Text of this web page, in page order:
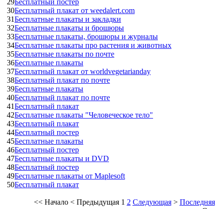
30Бесплатный плакат от weedalert.com
31Бесплатные плакаты и закладки
32Бесплатные плакаты и брошюры
33Бесплатные плакаты, брошюры и журналы
34Бесплатные плакаты про растения и животных
35Бесплатные плакаты по почте
36Бесплатные плакаты
37Бесплатный плакат от worldvegetarianday
38Бесплатный плакат по почте
39Бесплатные плакаты
40Бесплатный плакат по почте
41Бесплатный плакат
42Бесплатные плакаты "Человеческое тело"
43Бесплатный плакат
44Бесплатный постер
45Бесплатные плакаты
46Бесплатный постер
47Бесплатные плакаты и DVD
48Бесплатный постер
49Бесплатные плакаты от Maplesoft
50Бесплатный плакат
<< Начало< Предыдущая 1 2 Следующая> Последняя